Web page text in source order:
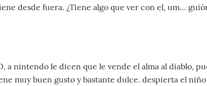
desde fuera. ¿Tiene algo que ver con el, um…
a nintendo le dicen que le vende el alma al diablo,
muy buen gusto y bastante dulce. despierta el